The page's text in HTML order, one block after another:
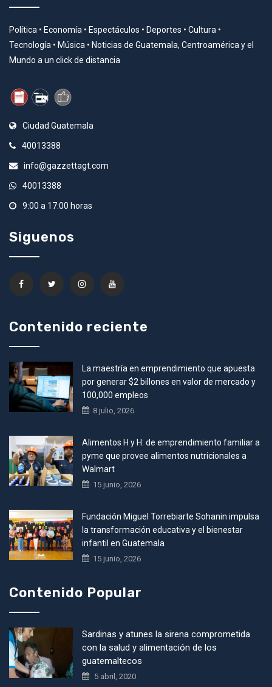
Política • Economía • Espectáculos • Deportes • Cultura •
Tecnología • Música • Noticias de Guatemala, Centroamérica y el
Mundo a un click de distancia
Ciudad Guatemala
40013388
info@gazzettagt.com
40013388
9:00 a 17:00 horas
Siguenos
Contenido reciente
La maestría en emprendimiento que apuesta
por generar $2 billones en valor de mercado y
100,000 empleos
8 julio, 2026
Alimentos H y H: de emprendimiento familiar a
pyme que provee alimentos nutricionales a
Walmart
15 junio, 2026
Fundación Miguel Torrebiarte Sohanin impulsa
la transformación educativa y el bienestar
infantil en Guatemala
15 junio, 2026
Contenido Popular
Sardinas y atunes la sirena comprometida
con la salud y alimentación de los
guatemaltecos
5 abril, 2020